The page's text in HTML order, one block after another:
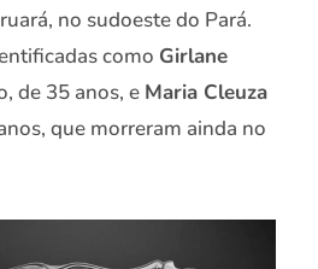
no sudoeste do Pará.
como Girlane
de 35 anos, e Maria Cleuza
que morreram ainda no